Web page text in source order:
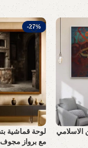
الاسلامي
-27%
لوحة قماشية
مع برواز مجوف